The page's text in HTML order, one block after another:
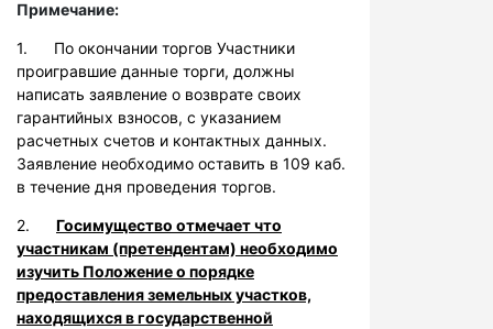
Примечание:
1. По окончании торгов Участники
проигравшие данные торги, должны
написать заявление о возврате своих
гарантийных взносов, с указанием
расчетных счетов и контактных данных.
Заявление необходимо оставить в 109 каб.
в течение дня проведения торгов.
2. Госимущество отмечает что
участникам (претендентам) необходимо
изучить Положение о порядке
предоставления земельных участков,
находящихся в государственной